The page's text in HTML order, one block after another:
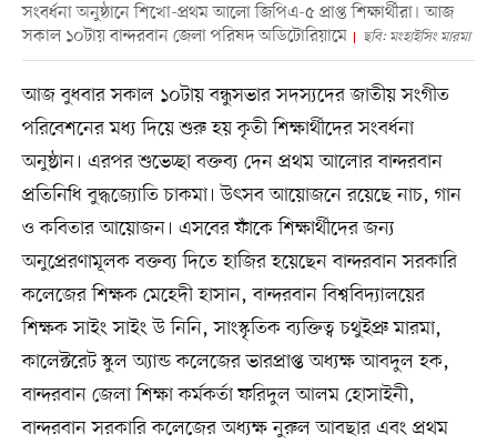
সংবর্ধনা অনুষ্ঠানে শিখো-প্রথম আলো জিপিএ-৫ প্রাপ্ত শিক্ষার্থীরা। আজ
সকাল ১০টায় বান্দরবান জেলা পরিষদ অডিটোরিয়ামে
ছবি: মংহাইসিং মারমা
আজ বুধবার সকাল ১০টায় বন্ধুসভার সদস্যদের জাতীয় সংগীত
পরিবেশনের মধ্য দিয়ে শুরু হয় কৃতী শিক্ষার্থীদের সংবর্ধনা
অনুষ্ঠান। এরপর শুভেচ্ছা বক্তব্য দেন প্রথম আলোর বান্দরবান
প্রতিনিধি বুদ্ধজ্যোতি চাকমা। উৎসব আয়োজনে রয়েছে নাচ, গান
ও কবিতার আয়োজন। এসবের ফাঁকে শিক্ষার্থীদের জন্য
অনুপ্রেরণামূলক বক্তব্য দিতে হাজির হয়েছেন বান্দরবান সরকারি
কলেজের শিক্ষক মেহেদী হাসান, বান্দরবান বিশ্ববিদ্যালয়ের
শিক্ষক সাইং সাইং উ নিনি, সাংস্কৃতিক ব্যক্তিত্ব চথুইপ্রু মারমা,
কালেক্টরেট স্কুল অ্যান্ড কলেজের ভারপ্রাপ্ত অধ্যক্ষ আবদুল হক,
বান্দরবান জেলা শিক্ষা কর্মকর্তা ফরিদুল আলম হোসাইনী,
বান্দরবান সরকারি কলেজের অধ্যক্ষ নুরুল আবছার এবং প্রথম